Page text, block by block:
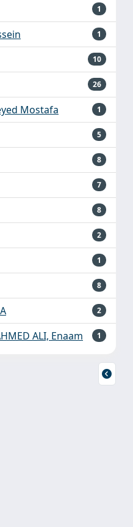
1
1
10
26
Mostafa 1
5
8
7
8
2
1
8
2
ALI, Enaam 1